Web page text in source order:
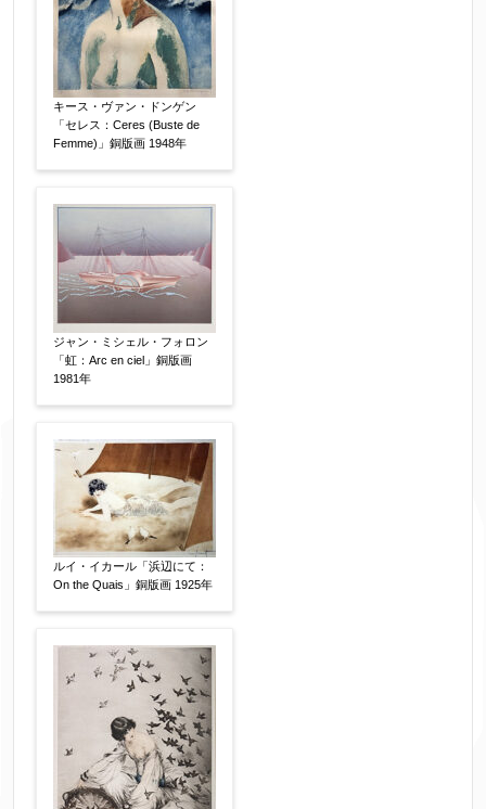
キース・ヴァン・ドンゲン
「セレス：Ceres (Buste de
Femme)」銅版画 1948年
ジャン・ミシェル・フォロン
「虹：Arc en ciel」銅版画
1981年
ルイ・イカール「浜辺にて：
On the Quais」銅版画 1925年